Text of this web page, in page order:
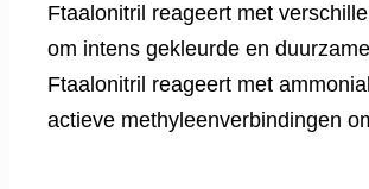
Ftaalonitril reageert met
om intens gekleurde en
Ftaalonitril reageert met
actieve methyleenverbindingen